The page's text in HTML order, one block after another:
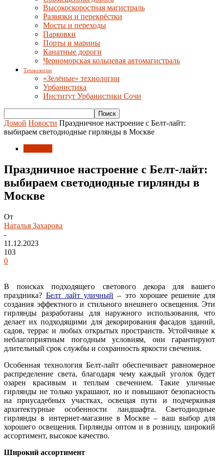
Высокоскоростная магистраль
Развязки и перекрёстки
Мосты и переходы
Парковки
Порты и марины
Канатные дороги
Черноморская кольцевая автомагистраль
Технологии
«Зелёные» технологии
Урбанистика
Институт Урбанистики Сочи
Домой Новости Праздничное настроение с Белт-лайт:
выбираем светодиодные гирлянды в Москве
Праздничное настроение с Белт-лайт:
выбираем светодиодные гирлянды в
Москве
От
Наталья Захарова
-
11.12.2023
103
0
В поисках подходящего светового декора для вашего
праздника? Белт лайт уличный – это хорошее решение для
создания эффектного и стильного внешнего освещения. Эти
гирлянды разработаны для наружного использования, что
делает их подходящими для декорирования фасадов зданий,
садов, террас и любых открытых пространств. Устойчивые к
неблагоприятным погодным условиям, они гарантируют
длительный срок службы и сохранность яркости свечения.
Особенная технология Белт-лайт обеспечивает равномерное
распределение света, благодаря чему каждый уголок будет
озарен красивым и теплым свечением. Такие уличные
гирлянды не только украшают, но и повышают безопасность
на приусадебных участках, освещая пути и подчеркивая
архитектурные особенности ландшафта. Светодиодные
гирлянды в интернет-магазине в Москве – ваш выбор для
хорошего освещения. Гирлянды оптом и в розницу, широкий
ассортимент, высокое качество.
Широкий ассортимент